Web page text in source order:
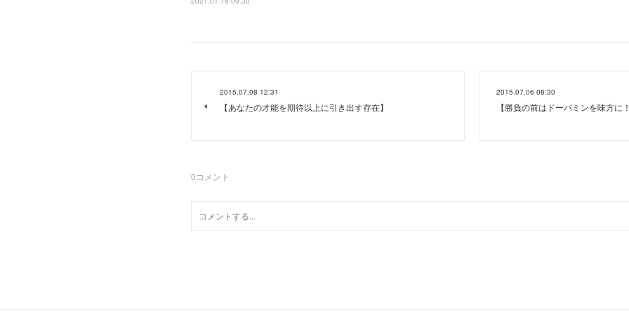
2015.07.08 12:31
【あなたの才能を期待以上に引き出す存在】
2015.07.06 08:30
【勝負の前はドーパミンを味方に
0コメント